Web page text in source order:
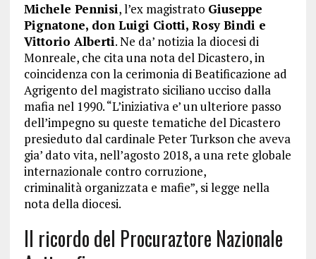
Michele Pennisi, l’ex magistrato Giuseppe
Pignatone, don Luigi Ciotti, Rosy Bindi e
Vittorio Alberti. Ne da’ notizia la diocesi di
Monreale, che cita una nota del Dicastero, in
coincidenza con la cerimonia di Beatificazione ad
Agrigento del magistrato siciliano ucciso dalla
mafia nel 1990. “L’iniziativa e’ un ulteriore passo
dell’impegno su queste tematiche del Dicastero
presieduto dal cardinale Peter Turkson che aveva
gia’ dato vita, nell’agosto 2018, a una rete globale
internazionale contro corruzione,
criminalità organizzata e mafie”, si legge nella
nota della diocesi.
Il ricordo del Procuraztore Nazionale